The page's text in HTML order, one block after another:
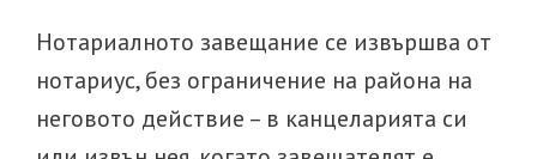
Нотариалното завещание се извършва от
нотариус, без ограничение на района на
неговото действие – в канцеларията си